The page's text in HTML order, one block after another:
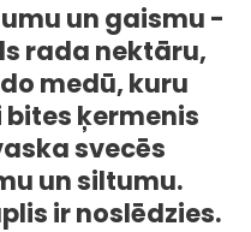
un gaismu -
rada nektāru,
medū, kuru
ķermenis
svecēs
un siltumu.
ir noslēdzies.